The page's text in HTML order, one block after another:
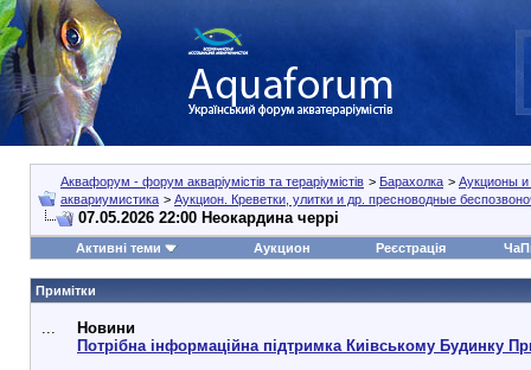
Аквафорум - форум акваріумістів та тераріумістів > Барахолка > Аукционы
аквариумистика > Аукцион. Креветки, улитки и др. пресноводные
07.05.2026 22:00 Неокардина черрі
Активні теми Аукцион Реєстрація
Примітки
...
Новини
Потрібна інформаційна підтримка Киівському Будинку